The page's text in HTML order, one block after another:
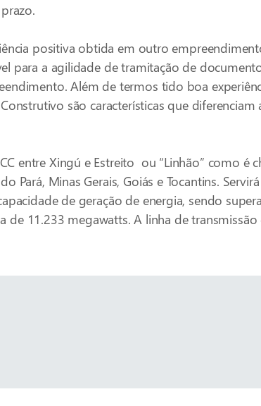
positiva obtida em outro
para a agilidade de tramitação de
Além de termos tido boa
são características que diferenciam
entre Xingú e Estreito ou “Linhão” como é
Pará, Minas Gerais, Goiás e Tocantins.
de geração de energia, sendo
de 11.233 megawatts. A linha de